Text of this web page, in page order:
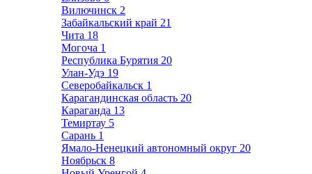
Вилючинск 2
Забайкальский край 21
Чита 18
Могоча 1
Республика Бурятия 20
Улан-Удэ 19
Северобайкальск 1
Карагандинская область 20
Караганда 13
Темиртау 5
Сарань 1
Ямало-Ненецкий автономный округ 20
Ноябрьск 8